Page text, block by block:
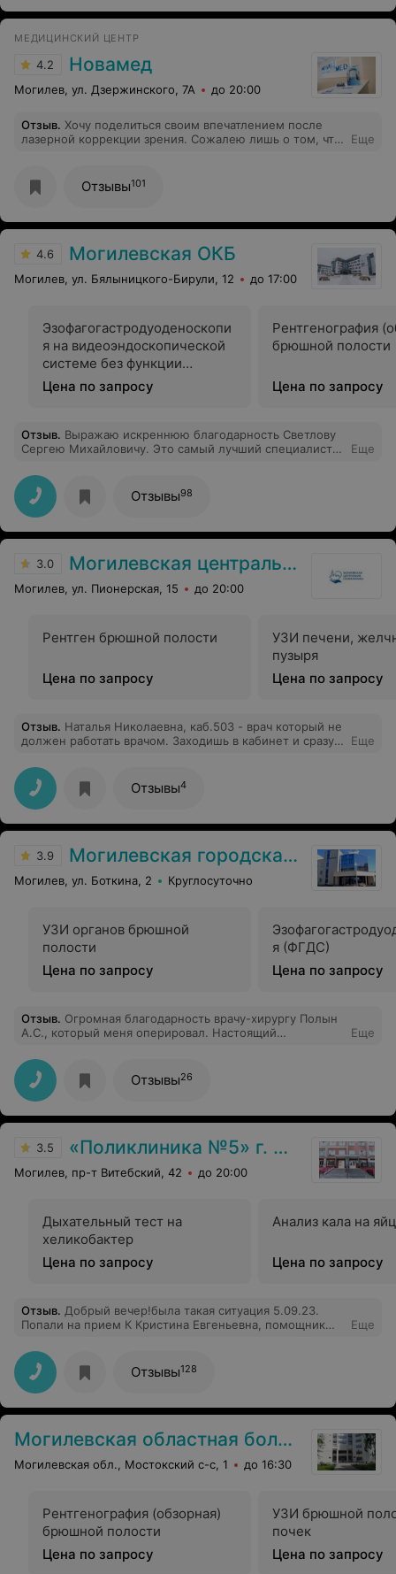
МЕДИЦИНСКИЙ ЦЕНТР
4.2 Новамед
Могилев, ул. Дзержинского, 7А до 20:00
Отзыв. Хочу поделиться своим впечатлением после
лазерной коррекции зрения. Сожалею лишь о том, что
хорошо видела, даже лучше чем ранее в контактных
линзах. Операцию проводил Андрей Романович, перед
делать, за счет чего операция прошла ну очень
откладывать на потом, а записаться на консультацию и
Еще
Отзывы101
4.6 Могилевская ОКБ
Могилев, ул. Бялыницкого-Бирули, 12 до 17:00
Эзофагогастродуоденоскопи
я на видеоэндоскопической
системе без функции
хромоскопии
Цена по запросу
Рентгенография
брюшной полости
Цена по запросу
Отзыв. Выражаю искреннюю благодарность Светлову
Сергею Михайловичу. Это самый лучший специалист в
рекомендую. Три раза ложилась на операцию по
удалению сложных зубов мудрости. Очень
высококвалифицированный и внимательный доктор.
Его деликатное отношение и внимательность помогли
мне чувствовать себя уверенно и спокойно на
без осложнений. Подобный профессионализм и
преданность своей работе заслуживают самых
высоких похвал!
Еще
Отзывы98
3.0 Могилевская центральная поликлиника
Могилев, ул. Пионерская, 15 до 20:00
Рентген брюшной полости
Цена по запросу
УЗИ печени,
пузыря
Цена по запросу
Отзыв. Наталья Николаевна, каб.503 - врач который не
должен работать врачом. Заходишь в кабинет и сразу
мягко говоря не рада. "Ну что у вас...", "Ааа вы по доп.
талону.. ну тогда у вас одна минута осталась". Я
спрашиваю - что? "не, это мы о своём" (якобы
напарнице). К сожалению. Дополню, записаться на
приём не мог в течение двух недель. Если звонить в
занято. В 8:30 талонов уже нет. Поэтому просто пошел
пробивать вживую в регистратуре. Но и это не
помогло..
Еще
Отзывы4
3.9 Могилевская городская больница скорой медицинской помощи
Могилев, ул. Боткина, 2 Круглосуточно
УЗИ органов брюшной
полости
Цена по запросу
я (ФГДС)
Цена по запросу
Отзыв. Огромная благодарность врачу-хирургу Полын
А.С., который меня оперировал. Настоящий
операцию, после которой я моментально пошла на
выздоровление.
Еще
Отзывы26
3.5 «Поликлиника №5» г. Могилев
Могилев, пр-т Витебский, 42 до 20:00
Дыхательный тест на
хеликобактер
Цена по запросу
Анализ кала на
Цена по запросу
Отзыв. Добрый вечер!была такая ситуация 5.09.23.
Попали на прием К Кристина Евгеньевна, помощник
1.30,как она вышла с кабинета она всех поситилей
назвала "я этих не успею " принять, уже дало по слуху
Нам просто нужно было закинуть лекарства на карту !
По итогу. Она ничего не объяснила, отправила нас в
гос. Аптеку ,сказав что всё на карте , по приходу туда ,с
амбулаторию , она отреагировала агрессивно .... Грубо
говоря , чуть ли не послала !потом с горем по полам
объяснила , что мы выбрали свои лекарства за этот
объяснить по-человечески....(чтобы , онкологич.
Больной человек не ходил по 10раз)
Еще
Отзывы128
Могилевская областная больница медицинской реабилитации
Могилевская обл., Мостокский с-с, 1 до 16:30
Рентгенография (обзорная)
брюшной полости
Цена по запросу
УЗИ брюшной
почек
Цена по запросу